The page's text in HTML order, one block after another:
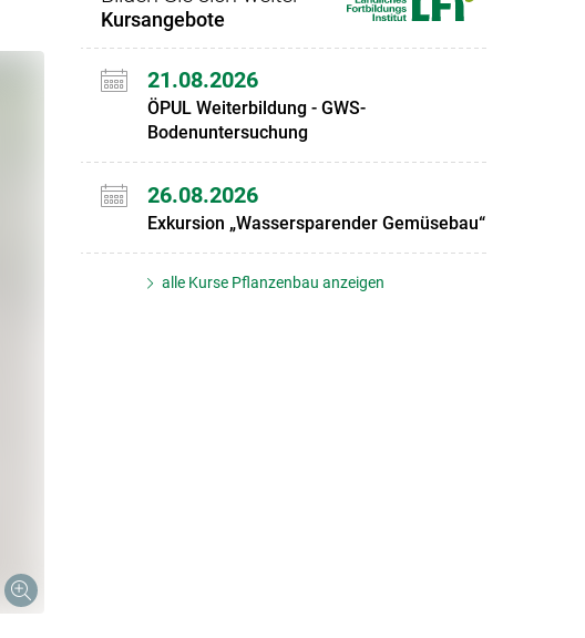
Kursangebote
21.08.2026
ÖPUL Weiterbildung - GWS-
Bodenuntersuchung
26.08.2026
Exkursion „Wassersparender Gemüsebau“
alle Kurse Pflanzenbau anzeigen